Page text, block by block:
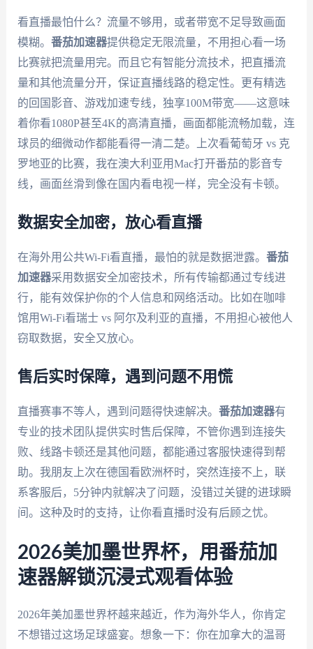
看直播最怕什么？流量不够用，或者带宽不足导致画面
模糊。 番茄加速器提供稳定无限流量，不用担心看一场
比赛就把流量用完。而且它有智能分流技术，把直播流
量和其他流量分开，保证直播线路的稳定性。更有精选
的回国影音、游戏加速专线，独享100M带宽——这意味
着你看1080P甚至4K的高清直播，画面都能流畅加载，连
球员的细微动作都能看得一清二楚。上次看葡萄牙 vs 克
罗地亚的比赛，我在澳大利亚用Mac打开番茄的影音专
线，画面丝滑到像在国内看电视一样，完全没有卡顿。
数据安全加密，放心看直播
在海外用公共Wi-Fi看直播，最怕的就是数据泄露。 番茄
加速器采用数据安全加密技术，所有传输都通过专线进
行，能有效保护你的个人信息和网络活动。比如在咖啡
馆用Wi-Fi看瑞士 vs 阿尔及利亚的直播，不用担心被他人
窃取数据，安全又放心。
售后实时保障，遇到问题不用慌
直播赛事不等人，遇到问题得快速解决。 番茄加速器有
专业的技术团队提供实时售后保障，不管你遇到连接失
败、线路卡顿还是其他问题，都能通过客服快速得到帮
助。我朋友上次在德国看欧洲杯时，突然连接不上，联
系客服后，5分钟内就解决了问题，没错过关键的进球瞬
间。这种及时的支持，让你看直播时没有后顾之忧。
2026美加墨世界杯，用番茄加
速器解锁沉浸式观看体验
2026年美加墨世界杯越来越近，作为海外华人，你肯定
不想错过这场足球盛宴。想象一下：你在加拿大的温哥